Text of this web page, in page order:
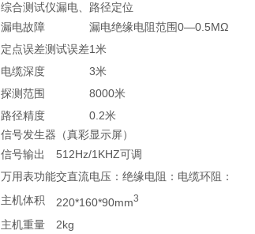
综合测试仪漏电、路径定位
漏电故障
漏电绝缘电阻范围0—0.5MΩ
定点误差测试误差1米
电缆深度
3米
探测范围
8000米
路径精度
0.2米
信号发生器（真彩显示屏）
信号输出
512Hz/1KHZ可调
万用表功能交直流电压：绝缘电阻：电缆环阻：
主机体积
220*160*90mm3
主机重量
2kg